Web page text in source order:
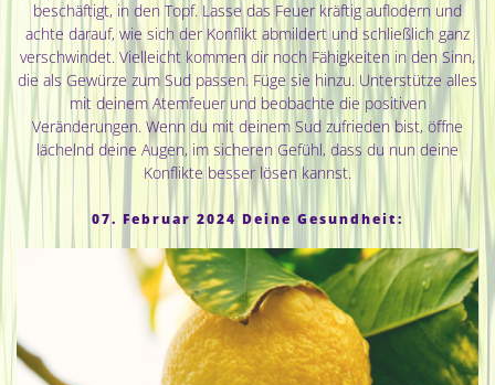
beschäftigt, in den Topf. Lasse das Feuer kräftig auflodern und
achte darauf, wie sich der Konflikt abmildert und schließlich ganz
verschwindet. Vielleicht kommen dir noch Fähigkeiten in den Sinn,
die als Gewürze zum Sud passen. Füge sie hinzu. Unterstütze alles
mit deinem Atemfeuer und beobachte die positiven
Veränderungen. Wenn du mit deinem Sud zufrieden bist, öffne
lächelnd deine Augen, im sicheren Gefühl, dass du nun deine
Konflikte besser lösen kannst.
07. Februar 2024 Deine Gesundheit: